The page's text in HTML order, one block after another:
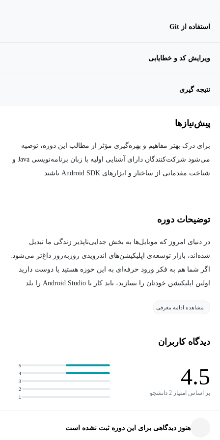
استفاده از Git
ویرایش کد و خطایابی
نتیجه گیری
پیش‌نیاز‌ها
برای درک بهتر مفاهیم و بهره‌گیری مؤثر از مطالب این دوره، توصیه
می‌شود شرکت‌کنندگان دارای آشنایی اولیه با زبان برنامه‌نویسی Java و
شناخت مقدماتی از ساختار و ابزارهای Android SDK باشند.
توضیحات دوره
در دنیای امروز که موبایل‌ها به بخش جدایی‌ناپذیر زندگی ما تبدیل
شده‌اند، بازار توسعه‌ی اپلیکیشن‌های اندرویدی روزبه‌روز داغ‌تر می‌شود.
اگر شما هم به فکر ورود حرفه‌ای به این حوزه هستید یا دوست دارید
اولین اپلیکیشن خودتان را بسازید، باید کار با Android Studio را بلد
اندروید پشتیبانی می‌کند و مهم‌ترین ابزار شما در این مسیر خواهد بود.
تلاش کرده‌ایم با نگاهی دقیق، کاربردی و پروژه‌محور شما را به
مهارت‌های اولیه اما حیاتی این مسیر مجهز کنیم. از همان شروع نصب و
HAXM، همه‌چیز را مرحله به مرحله و کاملاً عملی توضیح داده‌ایم.
مشاهده ادامه معرفی
دیدگاه کاربران
4.5
بر اساس امتیاز 2 دانشجو
1
2
3
4
5
هنوز دیدگاهی برای این دوره ثبت نشده است